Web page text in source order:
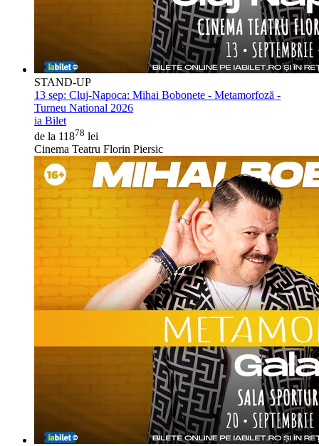
STAND-UP
13 sep: Cluj-Napoca: Mihai Bobonete - Metamorfoză -
Turneu National 2026
ia Bilet
de la 11878 lei
Cinema Teatru Florin Piersic